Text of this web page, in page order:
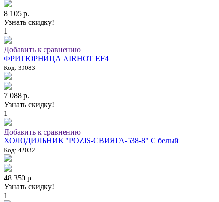
8 105 р.
Узнать скидку!
1
Добавить к сравнению
ФРИТЮРНИЦА AIRHOT EF4
Код: 39083
7 088 р.
Узнать скидку!
1
Добавить к сравнению
ХОЛОДИЛЬНИК "POZIS-СВИЯГА-538-8" C белый
Код: 42032
48 350 р.
Узнать скидку!
1